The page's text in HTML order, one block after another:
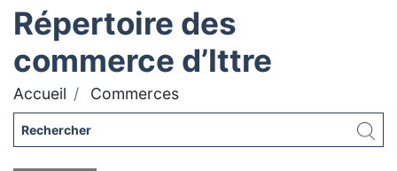
Répertoire des
commerce d’Ittre
Accueil Commerces